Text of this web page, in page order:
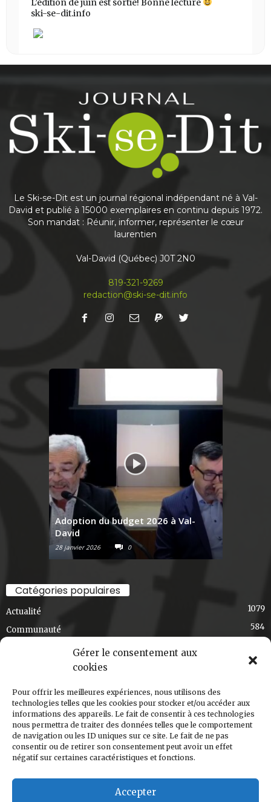
Gérer le consentement aux
cookies
Pour offrir les meilleures expériences, nous utilisons des
technologies telles que les cookies pour stocker et/ou accéder aux
informations des appareils. Le fait de consentir à ces technologies
nous permettra de traiter des données telles que le comportement
de navigation ou les ID uniques sur ce site. Le fait de ne pas
consentir ou de retirer son consentement peut avoir un effet
négatif sur certaines caractéristiques et fonctions.
Accepter
L’édition de juin est sortie! Bonne lecture
ski-se-dit.info
Journal Ski-se-Dit
May 25
This content isn't available right now
Journal Ski-se-Dit
Nouvelle édition du journal
infolettre mensuelle pour recevoir votre Ski-se-
Dit avant même qu’il sorte de l’imprimerie
Le journal du mois est fin prêt. Bonne lecture
#valdavid#communautaire
#région#independent
Share
Journal Ski-se-Dit
La soirée Poutine & solidarité au café bistro
mouton noir a été un franc succès et un pur
délice!
poutine, merci à DJ Henriké pour la...
2
Share
March 5
Le Ski-se-Dit de mars est arrivé!
Le Ski-se-Dit est un journal régional indépendant né à Val-
David et publié à 15000 exemplaires en continu depuis 1972.
Son mandat : Réunir, informer, représenter le cœur
laurentien
Val-David (Québec) J0T 2N0
819-321-9269
redaction@ski-se-dit.info
Adoption du budget 2026 à Val-
David
28 janvier 2026 0
Catégories populaires
Actualité 1079
Communauté 584
Choix de la rédaction 348
T'en souviens-tu, Val-David?
168
Ski-s'cuisine
Nouvelle édition